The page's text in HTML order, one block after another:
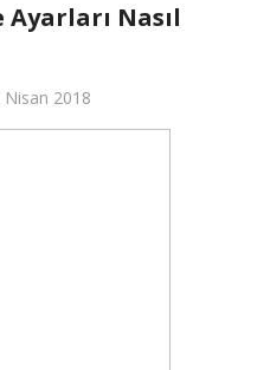
Nasıl
Nisan 2018